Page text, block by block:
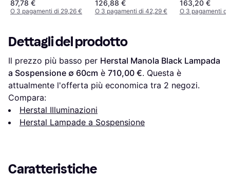
87,78 €
O 3 pagamenti di 29,26 €
126,88 €
O 3 pagamenti di 42,29 €
163,20 €
O 3 pagamenti
Dettagli del prodotto
Il prezzo più basso per Herstal Manola Black Lampada
a Sospensione ∅ 60cm è 710,00 €. Questa è
attualmente l'offerta più economica tra 2 negozi.
Compara:
Herstal Illuminazioni
Herstal Lampade a Sospensione
Caratteristiche